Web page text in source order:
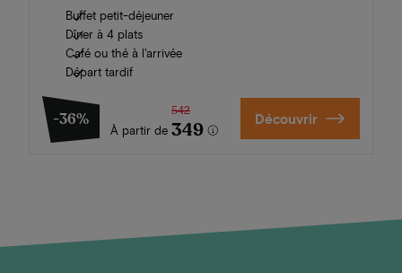
Buffet petit-déjeuner
Dîner à 4 plats
Café ou thé à l'arrivée
Départ tardif
-36%
À partir de
542
349 Découvrir